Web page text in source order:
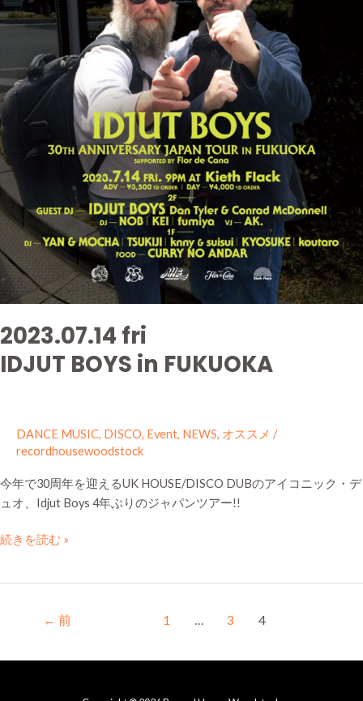
2023.07.14 fri
IDJUT BOYS in FUKUOKA
DANCE MUSIC, DISCO, Event, NEWS, オススメ /
recordhousewoodstock
今年で30周年を迎えるUK HOUSE/DISCO DUBのアイコニック・デ
ュオ、Idjut Boys 4年ぶりのジャパンツアー!!
BOYS
in
続きを読む »
← 前 1 … 3 4